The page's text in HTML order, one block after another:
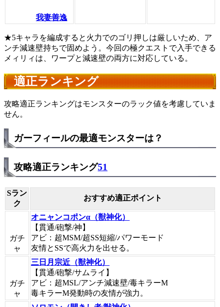
我妻善逸
★5キャラを編成すると火力でのゴリ押しは厳しいため、ア
ンチ減速壁持ちで固めよう。今回の極クエストで入手できる
メィリィは、ワープと減速壁の両方に対応している。
適正ランキング
攻略適正ランキングはモンスターのラック値を考慮していま
せん。
ガーフィールの最適モンスターは？
攻略適正ランキング51
Sラン
ク
おすすめ適正ポイント
ガチ
ャ
オニャンコポンα（獣神化）
【貫通/砲撃/神】
アビ：超MSM/超SS短縮/パワーモード
友情とSSで高火力を出せる。
ガチ
ャ
三日月宗近（獣神化）
【貫通/砲撃/サムライ】
アビ：超MSL/アンチ減速壁/毒キラーM
毒キラーM発動時の友情が強力。